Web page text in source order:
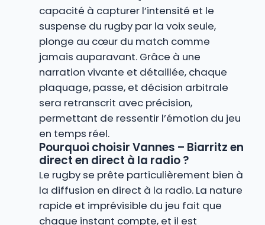
capacité à capturer l’intensité et le
suspense du rugby par la voix seule,
plonge au cœur du match comme
jamais auparavant. Grâce à une
narration vivante et détaillée, chaque
plaquage, passe, et décision arbitrale
sera retranscrit avec précision,
permettant de ressentir l’émotion du jeu
en temps réel.
Pourquoi choisir Vannes – Biarritz en
direct en direct à la radio ?
Le rugby se prête particulièrement bien à
la diffusion en direct à la radio. La nature
rapide et imprévisible du jeu fait que
chaque instant compte, et il est